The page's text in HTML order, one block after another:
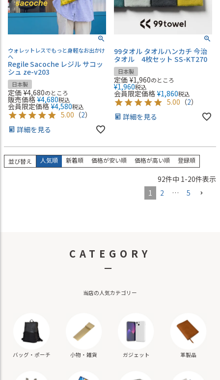
ウォレットレスでもっと身軽なお出かけ
へ
Regile Sacoche レジル サコッ
シュ ze-v203
日本製
定価 ¥4,680のところ
販売価格 ¥4,680税込
会員限定価格 ¥4,580税込
5.00 （2）
詳細を見る
99タオル タオルハンカチ 今治
タオル 4枚セット SS-KT270
日本製
定価 ¥1,960のところ
¥1,960税込
会員限定価格 ¥1,860税込
5.00 （2）
詳細を見る
並び替え 人気順 新着順 価格が安い順 価格が高い順 登録順
92件中 1-20件表示
1
2 … 5
CATEGORY
－
当店の人気カテゴリー
バッグ・ポーチ 小物・雑貨 ガジェット 革製品